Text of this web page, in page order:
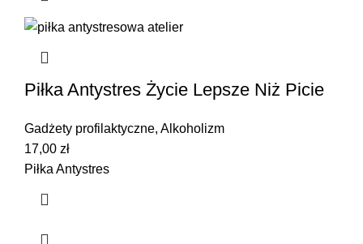
Piłka Antystres Życie Lepsze Niż Picie
Gadżety profilaktyczne, Alkoholizm
17,00 zł
Piłka Antystres